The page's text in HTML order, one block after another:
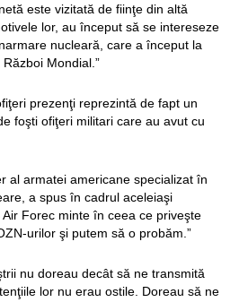
este vizitată de fiinţe din altă
lor, au început să se intereseze
nucleară, care a început la
Mondial.”
prezenţi reprezintă de fapt un
foşti ofiţeri militari care au avut cu
al armatei americane specializat în
a spus în cadrul aceleiaşi
Forec minte în ceea ce priveşte
urilor şi putem să o probăm.”
nu doreau decât să ne transmită
lor nu erau ostile. Doreau să ne